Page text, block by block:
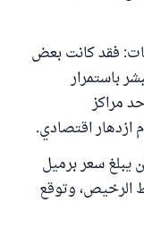
فقد كانت بعض
باستمرار
مراكز
يبلغ سعر برميل
الرخيص، وتوقع